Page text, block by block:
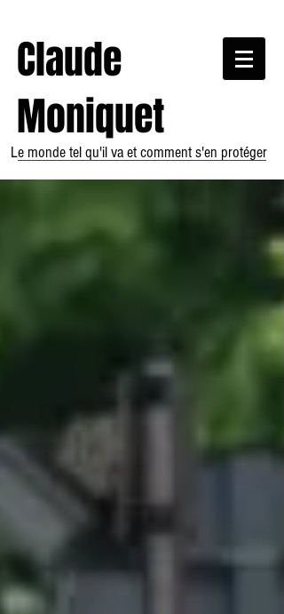
Claude
Moniquet
Le monde tel qu'il va et comment s'en protéger